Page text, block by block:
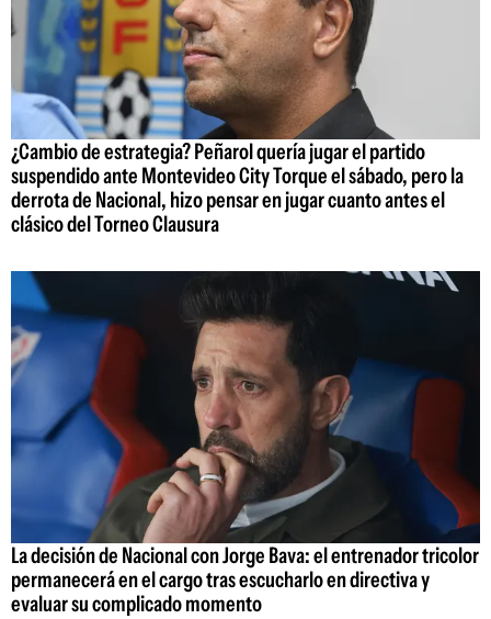
¿Cambio de estrategia? Peñarol quería jugar el partido
suspendido ante Montevideo City Torque el sábado, pero la
derrota de Nacional, hizo pensar en jugar cuanto antes el
clásico del Torneo Clausura
La decisión de Nacional con Jorge Bava: el entrenador tricolor
permanecerá en el cargo tras escucharlo en directiva y
evaluar su complicado momento